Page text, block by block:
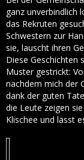
ganz unverbindlich
das Rekruten
Schwestern zur
sie, lauscht ihren
Diese Geschichten
Muster gestrickt:
nachdem mich der
dank der guten
die Leute zeigen
Klischee und lässt